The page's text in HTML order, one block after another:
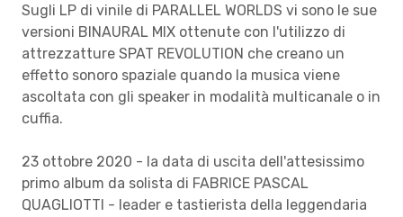
Sugli LP di vinile di PARALLEL WORLDS vi sono le sue
versioni BINAURAL MIX ottenute con l'utilizzo di
attrezzatture SPAT REVOLUTION che creano un
effetto sonoro spaziale quando la musica viene
ascoltata con gli speaker in modalità multicanale o in
cuffia.
23 ottobre 2020 - la data di uscita dell'attesissimo
primo album da solista di FABRICE PASCAL
QUAGLIOTTI - leader e tastierista della leggendaria